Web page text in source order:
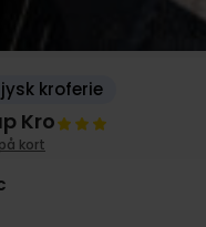
kroferie
Kro
kort